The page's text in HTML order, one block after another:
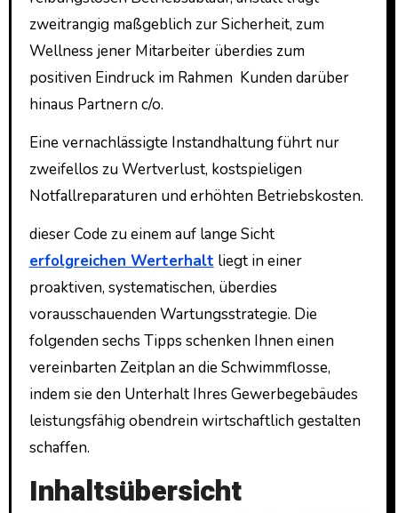
zweitrangig maßgeblich zur Sicherheit, zum
Wellness jener Mitarbeiter überdies zum
positiven Eindruck im Rahmen Kunden darüber
hinaus Partnern c/o.
Eine vernachlässigte Instandhaltung führt nur
zweifellos zu Wertverlust, kostspieligen
Notfallreparaturen und erhöhten Betriebskosten.
dieser Code zu einem auf lange Sicht
erfolgreichen Werterhalt liegt in einer
proaktiven, systematischen, überdies
vorausschauenden Wartungsstrategie. Die
folgenden sechs Tipps schenken Ihnen einen
vereinbarten Zeitplan an die Schwimmflosse,
indem sie den Unterhalt Ihres Gewerbegebäudes
leistungsfähig obendrein wirtschaftlich gestalten
schaffen.
Inhaltsübersicht